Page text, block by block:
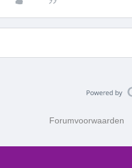
Forumvoorwaarden